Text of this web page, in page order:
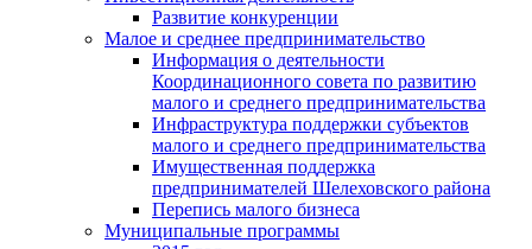
Развитие конкуренции
Малое и среднее предпринимательство
Информация о деятельности
Координационного совета по развитию
малого и среднего предпринимательства
Инфраструктура поддержки субъектов
малого и среднего предпринимательства
Имущественная поддержка
предпринимателей Шелеховского района
Перепись малого бизнеса
Муниципальные программы